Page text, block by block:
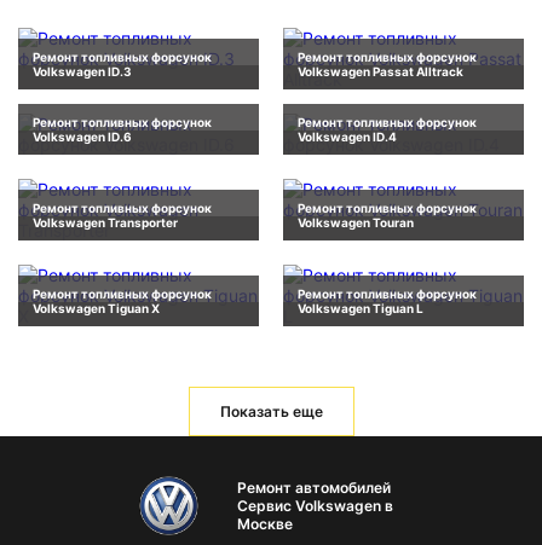
Ремонт топливных форсунок
Volkswagen ID.3
Ремонт топливных форсунок
Volkswagen Passat Alltrack
Ремонт топливных форсунок
Volkswagen ID.6
Ремонт топливных форсунок
Volkswagen ID.4
Ремонт топливных форсунок
Volkswagen Transporter
Ремонт топливных форсунок
Volkswagen Touran
Ремонт топливных форсунок
Volkswagen Tiguan X
Ремонт топливных форсунок
Volkswagen Tiguan L
Показать еще
Ремонт автомобилей
Сервис Volkswagen в
Москве